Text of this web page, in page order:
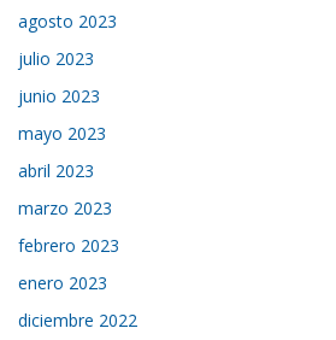
agosto 2023
julio 2023
junio 2023
mayo 2023
abril 2023
marzo 2023
febrero 2023
enero 2023
diciembre 2022